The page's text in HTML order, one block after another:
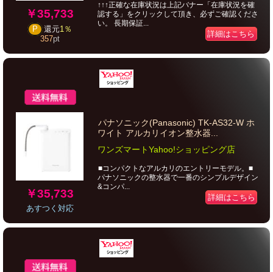
￥35,733
P 還元1％
357pt
↑↑↑正確な在庫状況は上記バナー「在庫状況を確
認する」をクリックして頂き、必ずご確認くださ
い。 長期保証...
詳細はこちら
￥35,733
あすつく対応
パナソニック(Panasonic) TK-AS32-W ホ
ワイト アルカリイオン整水器...
ワンズマートYahoo!ショッピング店
■コンパクトなアルカリのエントリーモデル。■
パナソニックの整水器で一番のシンプルデザイン
&コンパ...
詳細はこちら